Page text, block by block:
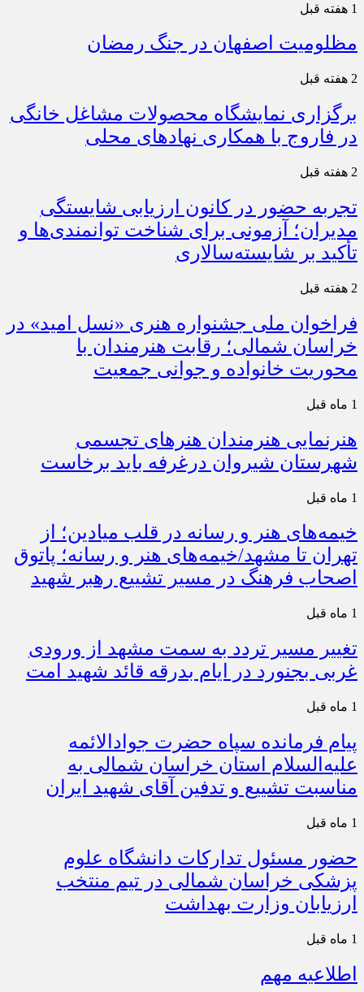
1 هفته قبل
مظلومیت اصفهان در جنگ رمضان
2 هفته قبل
برگزاری نمایشگاه محصولات مشاغل خانگی
در فاروج با همکاری نهادهای محلی
2 هفته قبل
تجربه حضور در کانون ارزیابی شایستگی
مدیران؛ آزمونی برای شناخت توانمندی‌ها و
تأکید بر شایسته‌سالاری
2 هفته قبل
فراخوان ملی جشنواره هنری «نسل امید» در
خراسان شمالی؛ رقابت هنرمندان با
محوریت خانواده و جوانی جمعیت
1 ماه قبل
هنرنمایی هنرمندان هنرهای تجسمی
شهرستان شیروان درغرفه باید برخاست
1 ماه قبل
خیمه‌های هنر و رسانه در قلب میادین؛ از
تهران تا مشهد/خیمه‌های هنر و رسانه؛ پاتوق
اصحاب فرهنگ در مسیر تشییع رهبر شهید
1 ماه قبل
تغییر مسیر تردد به سمت مشهد از ورودی
غربی بجنورد در ایام بدرقه قائد شهید امت
1 ماه قبل
پیام فرمانده سپاه حضرت جوادالائمه
علیه‌السلام استان خراسان شمالی به
مناسبت تشییع و تدفین آقای شهید ایران
1 ماه قبل
حضور مسئول تدارکات دانشگاه علوم
پزشکی خراسان شمالی در تیم منتخب
ارزیابان وزارت بهداشت
1 ماه قبل
اطلاعیه مهم